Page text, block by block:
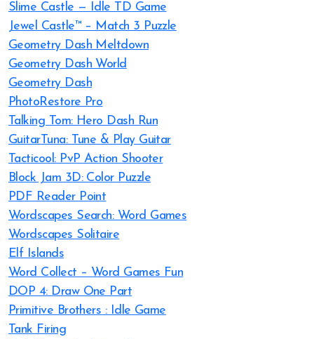
Slime Castle — Idle TD Game
Jewel Castle™ – Match 3 Puzzle
Geometry Dash Meltdown
Geometry Dash World
Geometry Dash
PhotoRestore Pro
Talking Tom: Hero Dash Run
GuitarTuna: Tune & Play Guitar
Tacticool: PvP Action Shooter
Block Jam 3D: Color Puzzle
PDF Reader Point
Wordscapes Search: Word Games
Wordscapes Solitaire
Elf Islands
Word Collect – Word Games Fun
DOP 4: Draw One Part
Primitive Brothers : Idle Game
Tank Firing